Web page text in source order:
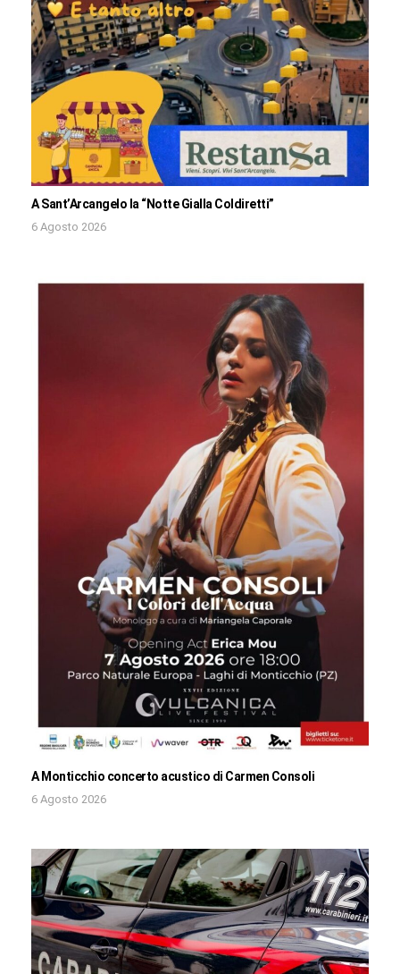
A Sant’Arcangelo la “Notte Gialla Coldiretti”
6 Agosto 2026
A Monticchio concerto acustico di Carmen Consoli
6 Agosto 2026